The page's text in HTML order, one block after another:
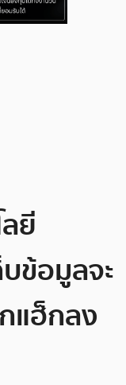
ยี
ข้อมูลจะ
แฮ็กลง